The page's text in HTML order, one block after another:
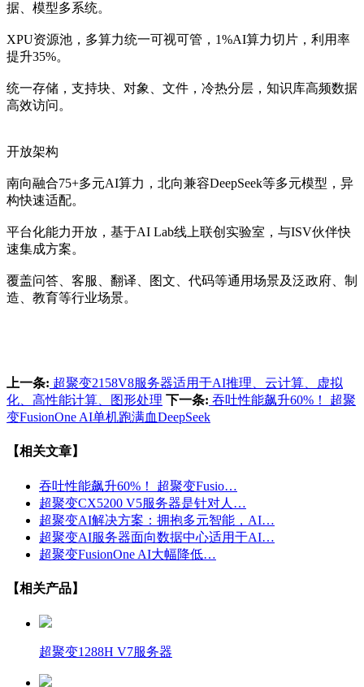
据、模型多系统。
XPU资源池，多算力统一可视可管，1%AI算力切片，利用率
提升35%。
统一存储，支持块、对象、文件，冷热分层，知识库高频数据
高效访问。
开放架构
南向融合75+多元AI算力，北向兼容DeepSeek等多元模型，异
构快速适配。
平台化能力开放，基于AI Lab线上联创实验室，与ISV伙伴快
速集成方案。
覆盖问答、客服、翻译、图文、代码等通用场景及泛政府、制
造、教育等行业场景。
上一条: 超聚变2158V8服务器适用于AI推理、云计算、虚拟
化、高性能计算、图形处理 下一条: 吞吐性能飙升60%！ 超聚
变FusionOne AI单机跑满血DeepSeek
【相关文章】
吞吐性能飙升60%！ 超聚变Fusio…
超聚变CX5200 V5服务器是针对人…
超聚变AI解决方案：拥抱多元智能，AI…
超聚变AI服务器面向数据中心适用于AI…
超聚变FusionOne AI大幅降低…
【相关产品】
超聚变1288H V7服务器